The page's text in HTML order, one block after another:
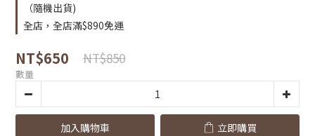
（隨機出貨)
全店，全店滿$890免運
NT$650 NT$850
數量
加入購物車 立即購買